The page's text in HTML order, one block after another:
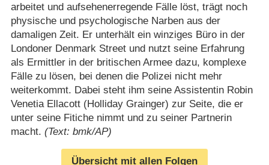
arbeitet und aufsehenerregende Fälle löst, trägt noch
physische und psychologische Narben aus der
damaligen Zeit. Er unterhält ein winziges Büro in der
Londoner Denmark Street und nutzt seine Erfahrung
als Ermittler in der britischen Armee dazu, komplexe
Fälle zu lösen, bei denen die Polizei nicht mehr
weiterkommt. Dabei steht ihm seine Assistentin Robin
Venetia Ellacott (Holliday Grainger) zur Seite, die er
unter seine Fitiche nimmt und zu seiner Partnerin
macht. (Text: bmk/AP)
Übersicht mit allen Folgen